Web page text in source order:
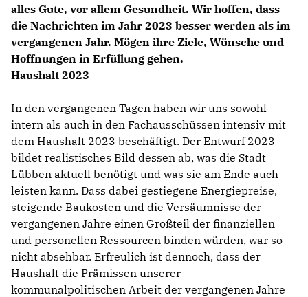
alles Gute, vor allem Gesundheit. Wir hoffen, dass
die Nachrichten im Jahr 2023 besser werden als im
vergangenen Jahr. Mögen ihre Ziele, Wünsche und
Hoffnungen in Erfüllung gehen.
Haushalt 2023
In den vergangenen Tagen haben wir uns sowohl
intern als auch in den Fachausschüssen intensiv mit
dem Haushalt 2023 beschäftigt. Der Entwurf 2023
bildet realistisches Bild dessen ab, was die Stadt
Lübben aktuell benötigt und was sie am Ende auch
leisten kann. Dass dabei gestiegene Energiepreise,
steigende Baukosten und die Versäumnisse der
vergangenen Jahre einen Großteil der finanziellen
und personellen Ressourcen binden würden, war so
nicht absehbar. Erfreulich ist dennoch, dass der
Haushalt die Prämissen unserer
kommunalpolitischen Arbeit der vergangenen Jahre